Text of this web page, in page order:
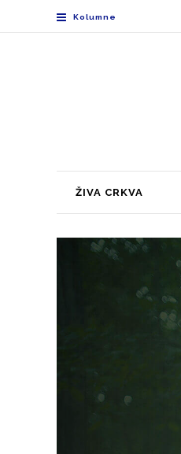
Kolumne
ŽIVA CRKVA